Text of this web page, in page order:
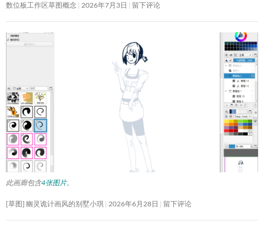
数位板工作区草图概念 2026年7月3日 留下评论
此画廊包含4张图片。
[草图] 幽灵诡计画风的别墅小琪 2026年6月28日 留下评论